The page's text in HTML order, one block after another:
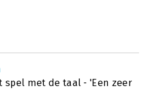
spel met de taal - 'Een zeer